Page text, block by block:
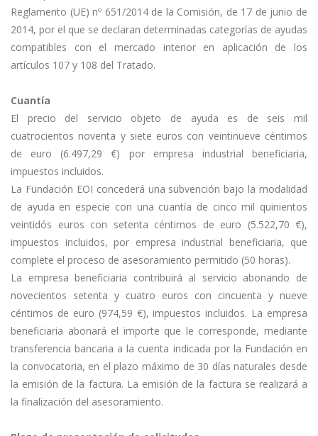
Reglamento (UE) nº 651/2014 de la Comisión, de 17 de junio de
2014, por el que se declaran determinadas categorías de ayudas
compatibles con el mercado interior en aplicación de los
artículos 107 y 108 del Tratado.
Cuantía
El precio del servicio objeto de ayuda es de seis mil
cuatrocientos noventa y siete euros con veintinueve céntimos
de euro (6.497,29 €) por empresa industrial beneficiaria,
impuestos incluidos.
La Fundación EOI concederá una subvención bajo la modalidad
de ayuda en especie con una cuantía de cinco mil quinientos
veintidós euros con setenta céntimos de euro (5.522,70 €),
impuestos incluidos, por empresa industrial beneficiaria, que
complete el proceso de asesoramiento permitido (50 horas).
La empresa beneficiaria contribuirá al servicio abonando de
novecientos setenta y cuatro euros con cincuenta y nueve
céntimos de euro (974,59 €), impuestos incluidos. La empresa
beneficiaria abonará el importe que le corresponde, mediante
transferencia bancaria a la cuenta indicada por la Fundación en
la convocatoria, en el plazo máximo de 30 días naturales desde
la emisión de la factura. La emisión de la factura se realizará a
la finalización del asesoramiento.